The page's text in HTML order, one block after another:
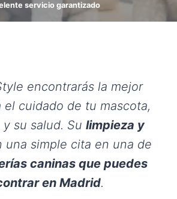
servicio garantizado
encontrarás la mejor
el cuidado de tu mascota,
su salud. Su limpieza y
una simple cita en una de
caninas que puedes
en Madrid.